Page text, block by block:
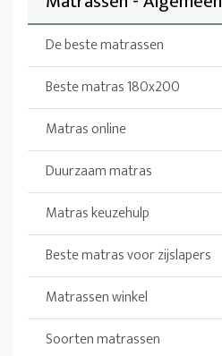
De beste matrassen
Beste matras 180x200
Matras online
Duurzaam matras
Matras keuzehulp
Beste matras voor zijslapers
Matrassen winkel
Soorten matrassen